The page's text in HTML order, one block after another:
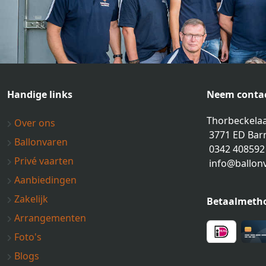
Handige links
Over ons
Ballonvaren
Privé vaarten
Aanbiedingen
Zakelijk
Arrangementen
Foto's
Blogs
Neem
3771 ED
0342 408592